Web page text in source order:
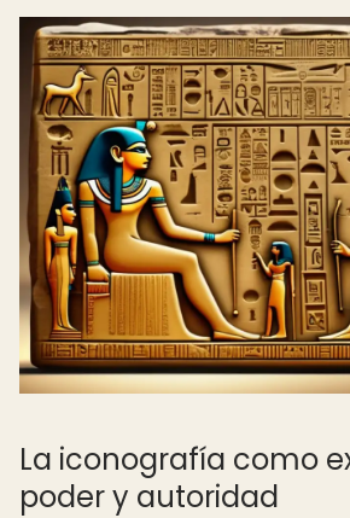
La iconografía como
poder y autoridad